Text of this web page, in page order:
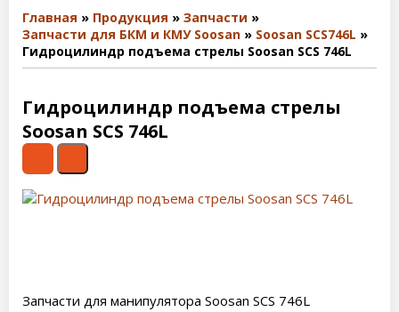
Главная Продукция
Запчасти
Запчасти для БКМ и КМУ Soosan
Soosan SCS746L
Гидроцилиндр подъема стрелы Soosan SCS 746L
Гидроцилиндр подъема стрелы
Soosan SCS 746L
Запчасти для манипулятора Soosan SCS 746L